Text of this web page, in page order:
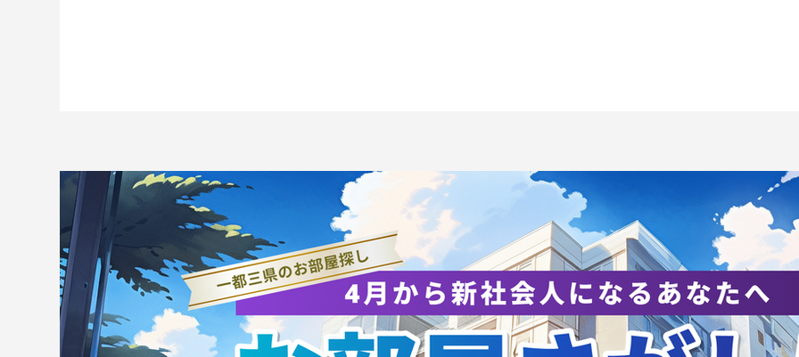
【お知らせ】フレックスグル
ープ株式会社との協力・連携
について
【社会貢献活動】フラッグフ
ットボール教室
【FRESHMAN
弾】